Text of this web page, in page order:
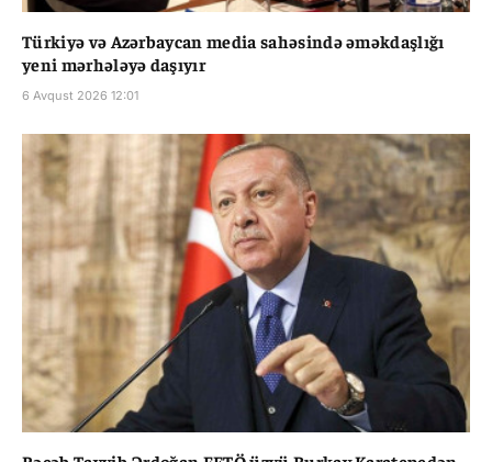
Türkiyə və Azərbaycan media sahəsində əməkdaşlığı
yeni mərhələyə daşıyır
6 Avqust 2026 12:01